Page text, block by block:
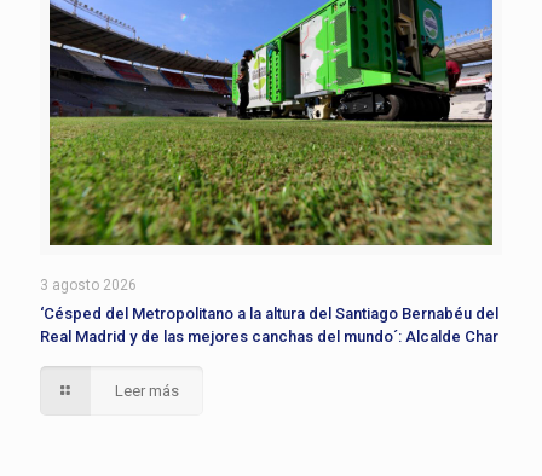
3 agosto 2026
‘Césped del Metropolitano a la altura del Santiago Bernabéu del
Real Madrid y de las mejores canchas del mundo´: Alcalde Char
Leer más